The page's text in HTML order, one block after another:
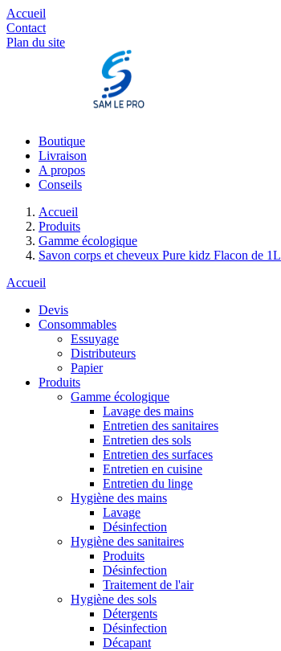
Accueil
Contact
Plan du site
Boutique
Livraison
A propos
Conseils
Accueil
Produits
Gamme écologique
Savon corps et cheveux Pure kidz Flacon de 1L
Accueil
Devis
Consommables
Essuyage
Distributeurs
Papier
Produits
Gamme écologique
Lavage des mains
Entretien des sanitaires
Entretien des sols
Entretien des surfaces
Entretien en cuisine
Entretien du linge
Hygiène des mains
Lavage
Désinfection
Hygiène des sanitaires
Produits
Désinfection
Traitement de l'air
Hygiène des sols
Détergents
Désinfection
Décapant